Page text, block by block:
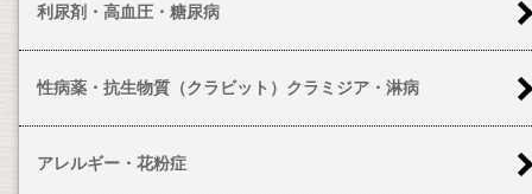
利尿剤・高血圧・糖尿病
性病薬・抗生物質（クラビット）クラミジア・淋病
アレルギー・花粉症